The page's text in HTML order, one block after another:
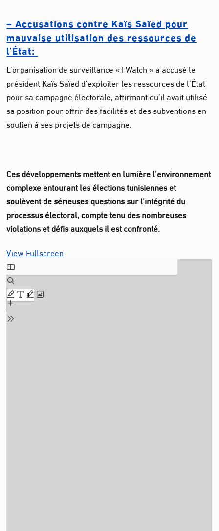
– Accusations contre Kaïs Saïed pour
mauvaise utilisation des ressources de
l’État:
L’organisation de surveillance « I Watch » a accusé le
président Kaïs Saïed d’exploiter les ressources de l’État
pour sa campagne électorale, affirmant qu’il avait utilisé
sa position pour offrir des facilités et des subventions en
soutien à ses projets de campagne.
Ces développements mettent en lumière l’environnement
complexe entourant les élections tunisiennes et
soulèvent de sérieuses questions sur l’intégrité du
processus électoral, compte tenu des nombreuses
violations et défis auxquels il est confronté.
View Fullscreen
Aller
au
contenu
PDF